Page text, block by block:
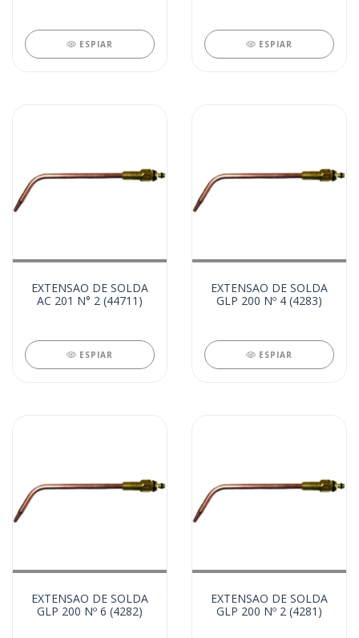
ESPIAR ESPIAR
EXTENSAO DE SOLDA
AC 201 N° 2 (44711)
ESPIAR
EXTENSAO DE SOLDA
GLP 200 Nº 4 (4283)
ESPIAR
EXTENSAO DE SOLDA
GLP 200 Nº 6 (4282)
EXTENSAO DE SOLDA
GLP 200 Nº 2 (4281)